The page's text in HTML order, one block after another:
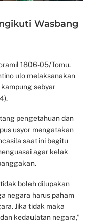
Wasbang
1806-05/Tomu.
ulo melaksanakan
kampung sebyar
pengetahuan dan
usyor mengatakan
saat ini begitu
agar kelak
boleh dilupakan
negara harus paham
Jika tidak maka
kedaulatan negara,”